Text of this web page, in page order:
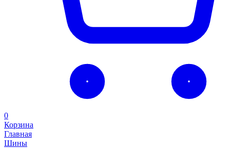
0
Корзина
Главная
Шины